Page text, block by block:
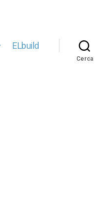
ELbuild
Cerca